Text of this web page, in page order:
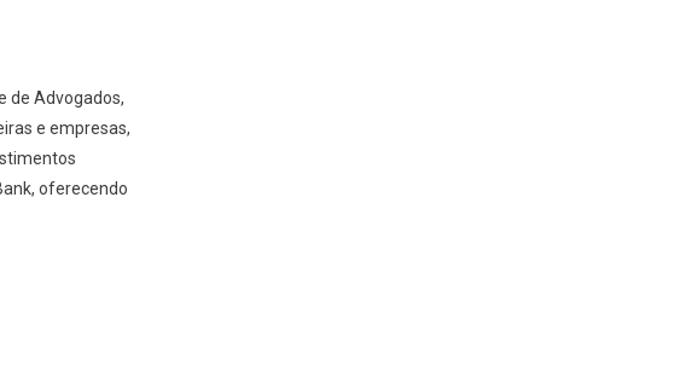
de Advogados,
e empresas,
oferecendo